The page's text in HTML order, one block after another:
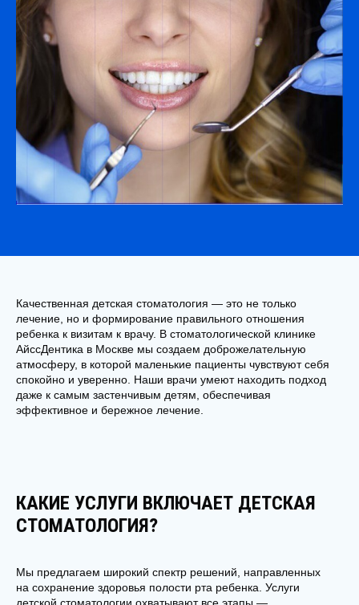
Качественная детская стоматология — это не только
лечение, но и формирование правильного отношения
ребенка к визитам к врачу. В стоматологической клинике
АйссДентика в Москве мы создаем доброжелательную
атмосферу, в которой маленькие пациенты чувствуют себя
спокойно и уверенно. Наши врачи умеют находить подход
даже к самым застенчивым детям, обеспечивая
эффективное и бережное лечение.
КАКИЕ УСЛУГИ ВКЛЮЧАЕТ ДЕТСКАЯ
СТОМАТОЛОГИЯ?
Мы предлагаем широкий спектр решений, направленных
на сохранение здоровья полости рта ребенка. Услуги